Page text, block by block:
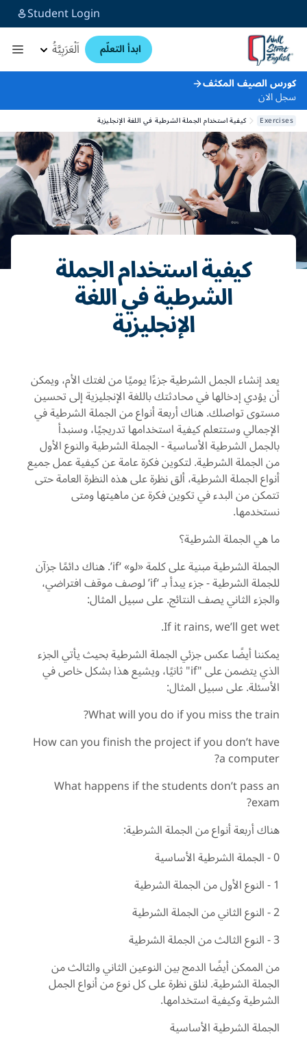
Student Login
ابدأ التعلّم اَلْعَرَبِيَّةُ
كورس الصيف المكثف
سجل الان
Exercises كيفية استخدام الجملة الشرطية في اللغة الإنجليزية
كيفية استخدام الجملة
الشرطية في اللغة
الإنجليزية
يعد إنشاء الجمل الشرطية جزءًا يوميًا من لغتك الأم، ويمكن
أن يؤدي إدخالها في محادثتك باللغة الإنجليزية إلى تحسين
مستوى تواصلك. هناك أربعة أنواع من الجملة الشرطية في
الإجمالي وستتعلم كيفية استخدامها تدريجيًا، وسنبدأ
بالجمل الشرطية الأساسية - الجملة الشرطية والنوع الأول
من الجملة الشرطية. لتكوين فكرة عامة عن كيفية عمل جميع
أنواع الجملة الشرطية، ألق نظرة على هذه النظرة العامة حتى
تتمكن من البدء في تكوين فكرة عن ماهيتها ومتى
نستخدمها.
ما هي الجملة الشرطية؟
الجملة الشرطية مبنية على كلمة «لو» ‘if’. هناك دائمًا جزآن
للجملة الشرطية - جزء يبدأ بـ ‘if’ لوصف موقف افتراضي،
والجزء الثاني يصف النتائج. على سبيل المثال:
If it rains, we’ll get wet.
يمكننا أيضًا عكس جزئي الجملة الشرطية بحيث يأتي الجزء
الذي يتضمن على "if" ثانيًا، ويشيع هذا بشكل خاص في
الأسئلة. على سبيل المثال:
What will you do if you miss the train?
How can you finish the project if you don’t have
a computer?
What happens if the students don’t pass an
exam?
هناك أربعة أنواع من الجملة الشرطية:
0 - الجملة الشرطية الأساسية
1 - النوع الأول من الجملة الشرطية
2 - النوع الثاني من الجملة الشرطية
3 - النوع الثالث من الجملة الشرطية
من الممكن أيضًا الدمج بين النوعين الثاني والثالث من
الجملة الشرطية. لنلق نظرة على كل نوع من أنواع الجمل
الشرطية وكيفية استخدامها.
الجملة الشرطية الأساسية